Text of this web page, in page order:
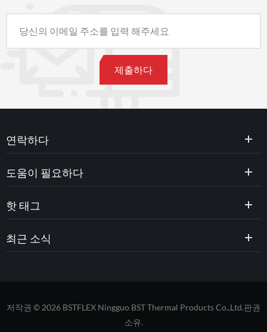
연락하다
도움이 필요하다
핫 태그
최근 소식
저작권 © 2026 BSTFLEX Ningguo BST Thermal Products Co.,Ltd.판권
소유.